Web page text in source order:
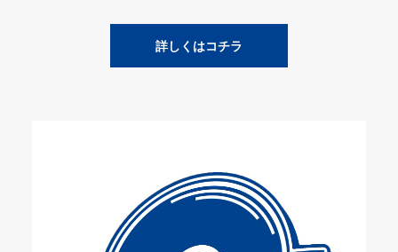
詳しくはコチラ